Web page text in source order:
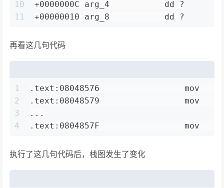
10
11
+0000000C arg_4           dd ?
+00000010 arg_8           dd ?
再看这几句代码
1
2
3
4
.text:08048576                 mov
.text:08048579                 mov
...
.text:0804857F                 mov
执行了这几句代码后，栈图发生了变化